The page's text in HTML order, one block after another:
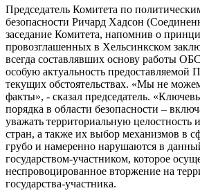
Председатель Комитета по
безопасности Ричард Хадсон
заседание Комитета, напомнив о
провозглашенных в Хельсинкском
всегда составлявших основу работы
особую актуальность
текущих обстоятельствах. «Мы не
факты», - сказал председатель.
порядка в области безопасности –
уважать территориальную целостность
стран, а также их выбор механизмов в
грубо и намеренно нарушаются в
государством-участником, которое
неспровоцированное вторжение на
государства-участника.